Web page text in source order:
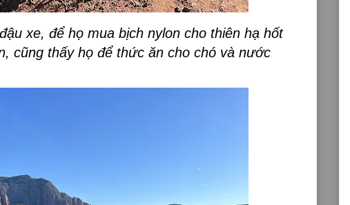
xe, để họ mua bịch nylon cho thiên hạ hốt
cũng thấy họ để thức ăn cho chó và nước